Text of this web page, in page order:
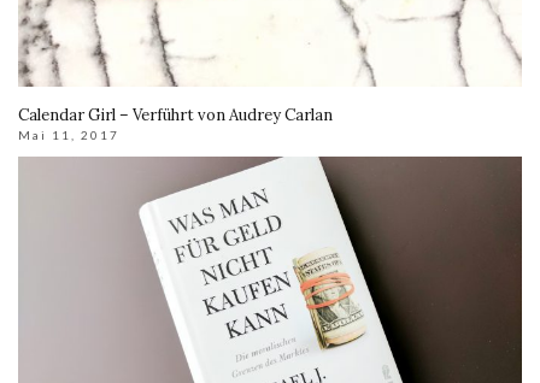
Calendar Girl – Verführt von Audrey Carlan
Mai 11, 2017